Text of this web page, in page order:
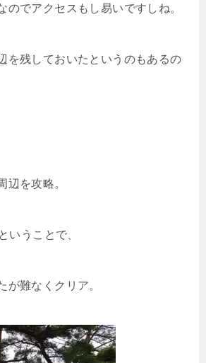
のでアクセスもし易いですしね。
を残しておいたというのもあるの
辺を攻略。
いうことで、
が難なくクリア。